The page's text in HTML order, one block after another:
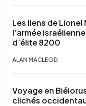
Les liens de
l’armée
d’élite 8200
ALAN MACLEOD
Voyage en
clichés